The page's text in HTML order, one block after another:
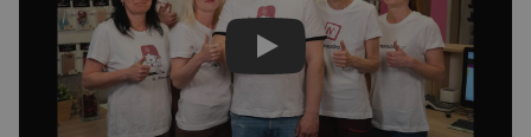
Jsme mpouzdra.cz